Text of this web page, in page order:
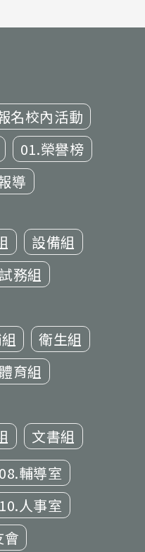
名校內活動
01.榮譽榜
導
設備組
試務組
衛生組
體育組
文書組
08.輔導室
10.人事室
會